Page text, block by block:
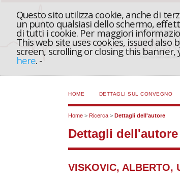
Questo sito utilizza cookie, anche di
un punto qualsiasi dello schermo,
di tutti i cookie. Per maggiori
This web site uses cookies, issued
screen, scrolling or closing this
here. -
HOME DETTAGLI SUL CONVEGNO
Home > Ricerca >Dettagli dell'autore
Dettagli dell'autore
VISKOVIC, ALBERTO,